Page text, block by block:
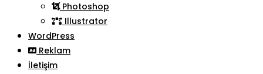
Photoshop
Illustrator
WordPress
Reklam
İletişim